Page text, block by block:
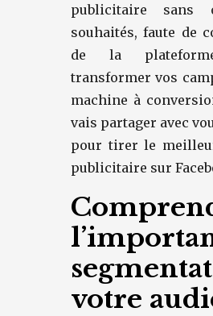
publicitaire sans
souhaités, faute de
de la
transformer vos
machine à
vais partager avec
pour tirer le
publicitaire sur
votre